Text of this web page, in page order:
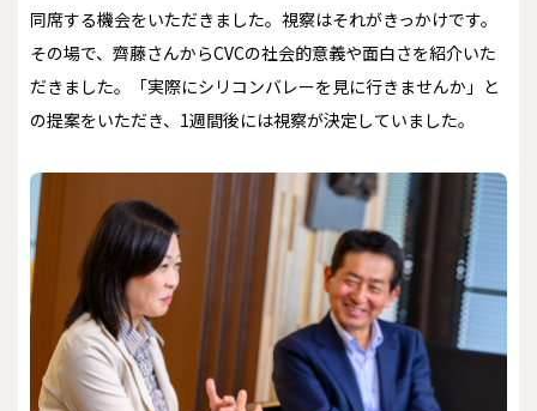
同席する機会をいただきました。視察はそれがきっかけです。
その場で、齊藤さんからCVCの社会的意義や面白さを紹介いた
だきました。「実際にシリコンバレーを見に行きませんか」と
の提案をいただき、1週間後には視察が決定していました。